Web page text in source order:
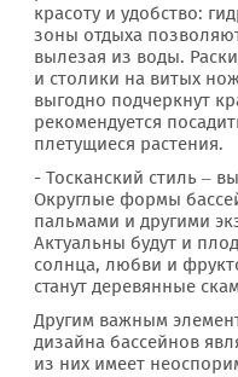
красоту и удобство:
зоны отдыха
вылезая из воды.
и столики на витых
выгодно подчеркнут
рекомендуется
плетущиеся растения.
- Тосканский стиль –
Округлые формы
пальмами и другими
Актуальны будут и
солнца, любви и
станут деревянные
Другим важным
дизайна бассейнов
из них имеет